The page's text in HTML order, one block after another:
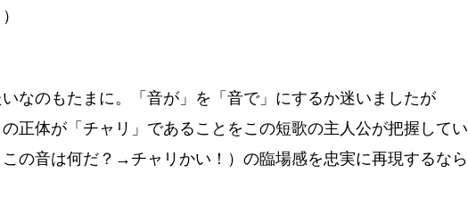
なのもたまに。「音が」を「音で」にするか迷いましたが
の正体が「チャリ」であることをこの短歌の主人公が把握してい
の音は何だ？→チャリかい！）の臨場感を忠実に再現するなら